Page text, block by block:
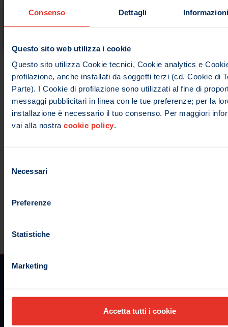
Consenso Dettagli
Questo sito web utilizza i cookie
Questo sito utilizza Cookie tecnici, Cookie analytics e
profilazione, anche installati da soggetti terzi (cd. Cookie di
Parte). I Cookie di profilazione sono utilizzati al fine di
messaggi pubblicitari in linea con le tue preferenze; per la
installazione è necessario il tuo consenso. Per maggiori
vai alla nostra cookie policy.
delNecessari
Preferenze
Statistiche
Marketing
Accetta tutti i cookie
IL GIOCO RESPONSABILE È